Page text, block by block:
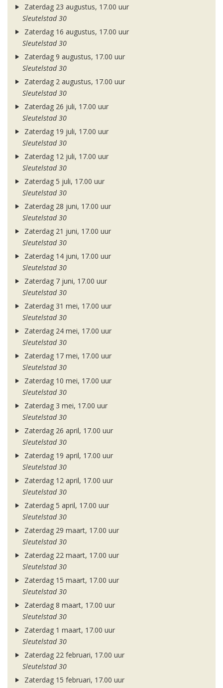
Zaterdag 23 augustus, 17.00 uur
Sleutelstad 30
Zaterdag 16 augustus, 17.00 uur
Sleutelstad 30
Zaterdag 9 augustus, 17.00 uur
Sleutelstad 30
Zaterdag 2 augustus, 17.00 uur
Sleutelstad 30
Zaterdag 26 juli, 17.00 uur
Sleutelstad 30
Zaterdag 19 juli, 17.00 uur
Sleutelstad 30
Zaterdag 12 juli, 17.00 uur
Sleutelstad 30
Zaterdag 5 juli, 17.00 uur
Sleutelstad 30
Zaterdag 28 juni, 17.00 uur
Sleutelstad 30
Zaterdag 21 juni, 17.00 uur
Sleutelstad 30
Zaterdag 14 juni, 17.00 uur
Sleutelstad 30
Zaterdag 7 juni, 17.00 uur
Sleutelstad 30
Zaterdag 31 mei, 17.00 uur
Sleutelstad 30
Zaterdag 24 mei, 17.00 uur
Sleutelstad 30
Zaterdag 17 mei, 17.00 uur
Sleutelstad 30
Zaterdag 10 mei, 17.00 uur
Sleutelstad 30
Zaterdag 3 mei, 17.00 uur
Sleutelstad 30
Zaterdag 26 april, 17.00 uur
Sleutelstad 30
Zaterdag 19 april, 17.00 uur
Sleutelstad 30
Zaterdag 12 april, 17.00 uur
Sleutelstad 30
Zaterdag 5 april, 17.00 uur
Sleutelstad 30
Zaterdag 29 maart, 17.00 uur
Sleutelstad 30
Zaterdag 22 maart, 17.00 uur
Sleutelstad 30
Zaterdag 15 maart, 17.00 uur
Sleutelstad 30
Zaterdag 8 maart, 17.00 uur
Sleutelstad 30
Zaterdag 1 maart, 17.00 uur
Sleutelstad 30
Zaterdag 22 februari, 17.00 uur
Sleutelstad 30
Zaterdag 15 februari, 17.00 uur